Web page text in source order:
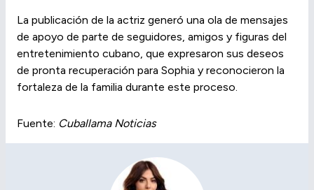
La publicación de la actriz generó una ola de mensajes
de apoyo de parte de seguidores, amigos y figuras del
entretenimiento cubano, que expresaron sus deseos
de pronta recuperación para Sophia y reconocieron la
fortaleza de la familia durante este proceso.
Fuente: Cuballama Noticias